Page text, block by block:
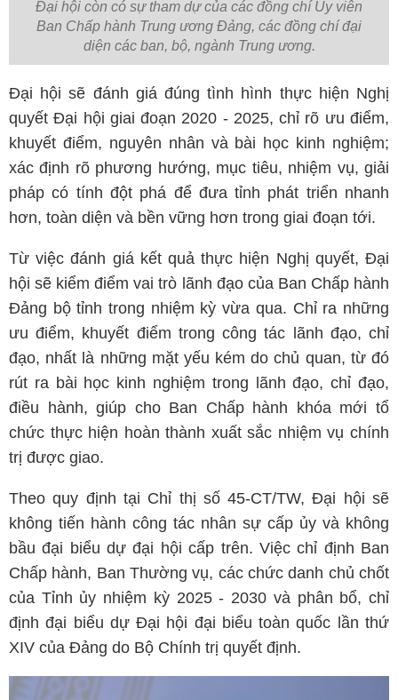
Đại hội còn có sự tham dự của các đồng chí Ủy viên
Ban Chấp hành Trung ương Đảng, các đồng chí đại
diện các ban, bộ, ngành Trung ương.
Đại hội sẽ đánh giá đúng tình hình thực hiện Nghị
quyết Đại hội giai đoạn 2020 - 2025, chỉ rõ ưu điểm,
khuyết điểm, nguyên nhân và bài học kinh nghiệm;
xác định rõ phương hướng, mục tiêu, nhiệm vụ, giải
pháp có tính đột phá để đưa tỉnh phát triển nhanh
hơn, toàn diện và bền vững hơn trong giai đoạn tới.
Từ việc đánh giá kết quả thực hiện Nghị quyết, Đại
hội sẽ kiểm điểm vai trò lãnh đạo của Ban Chấp hành
Đảng bộ tỉnh trong nhiệm kỳ vừa qua. Chỉ ra những
ưu điểm, khuyết điểm trong công tác lãnh đạo, chỉ
đạo, nhất là những mặt yếu kém do chủ quan, từ đó
rút ra bài học kinh nghiệm trong lãnh đạo, chỉ đạo,
điều hành, giúp cho Ban Chấp hành khóa mới tổ
chức thực hiện hoàn thành xuất sắc nhiệm vụ chính
trị được giao.
Theo quy định tại Chỉ thị số 45-CT/TW, Đại hội sẽ
không tiến hành công tác nhân sự cấp ủy và không
bầu đại biểu dự đại hội cấp trên. Việc chỉ định Ban
Chấp hành, Ban Thường vụ, các chức danh chủ chốt
của Tỉnh ủy nhiệm kỳ 2025 - 2030 và phân bổ, chỉ
định đại biểu dự Đại hội đại biểu toàn quốc lần thứ
XIV của Đảng do Bộ Chính trị quyết định.